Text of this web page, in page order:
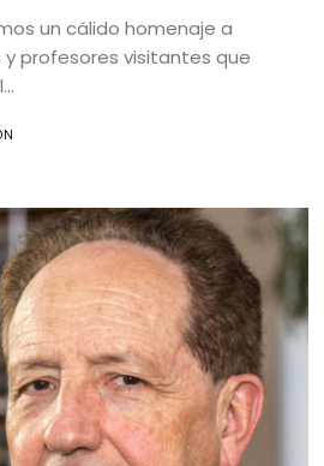
un cálido homenaje a
profesores visitantes que